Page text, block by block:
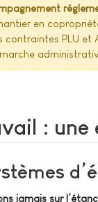
en
contraintes PLU et
: une
jamais sur